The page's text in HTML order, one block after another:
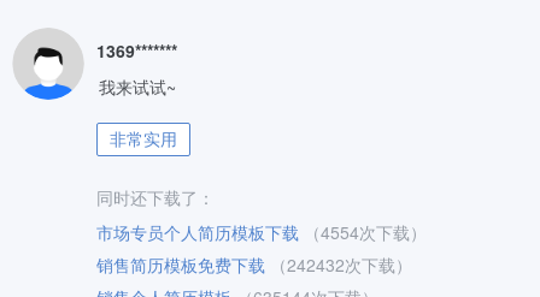
1369*******
我来试试~
非常实用
同时还下载了：
市场专员个人简历模板下载
（4554次下载）
销售简历模板免费下载
（242432次下载）